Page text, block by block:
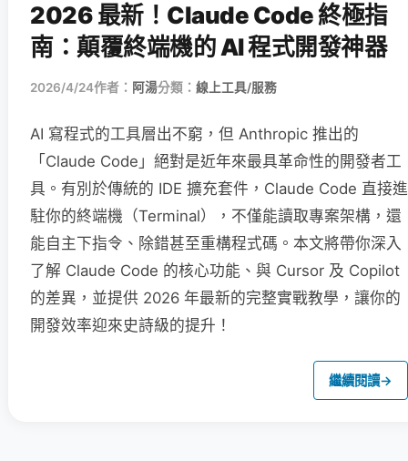
2026 最新！Claude Code 終極指
南：顛覆終端機的 AI 程式開發神器
2026/4/24作者： 阿湯分類： 線上工具/服務
AI 寫程式的工具層出不窮，但 Anthropic 推出的
「Claude Code」絕對是近年來最具革命性的開發者工
具。有別於傳統的 IDE 擴充套件，Claude Code 直接進
駐你的終端機（Terminal），不僅能讀取專案架構，還
能自主下指令、除錯甚至重構程式碼。本文將帶你深入
了解 Claude Code 的核心功能、與 Cursor 及 Copilot
的差異，並提供 2026 年最新的完整實戰教學，讓你的
開發效率迎來史詩級的提升！
繼續閱讀→